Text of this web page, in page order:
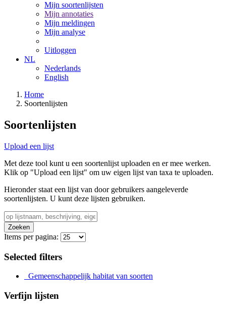
Mijn soortenlijsten
Mijn annotaties
Mijn meldingen
Mijn analyse
Uitloggen
NL
Nederlands
English
Home
Soortenlijsten
Soortenlijsten
Upload een lijst
Met deze tool kunt u een soortenlijst uploaden en er mee werken.
Klik op "Upload een lijst" om uw eigen lijst van taxa te uploaden.
Hieronder staat een lijst van door gebruikers aangeleverde
soortenlijsten. U kunt deze lijsten gebruiken.
Zoeken
Items per pagina:
Selected filters
Gemeenschappelijk habitat van soorten
Verfijn lijsten